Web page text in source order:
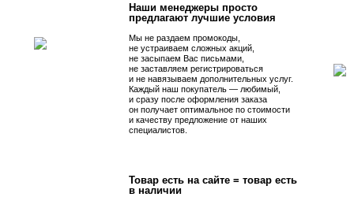
Наши менеджеры просто
предлагают лучшие условия
Мы не раздаем промокоды,
не устраиваем сложных акций,
не засыпаем Вас письмами,
не заставляем регистрироваться
и не навязываем дополнительных услуг.
Каждый наш покупатель — любимый,
и сразу после оформления заказа
он получает оптимальное по стоимости
и качеству предложение от наших
специалистов.
Товар есть на сайте = товар есть
в наличии